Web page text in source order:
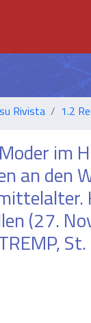
Rivista 1.2
an den
(27.